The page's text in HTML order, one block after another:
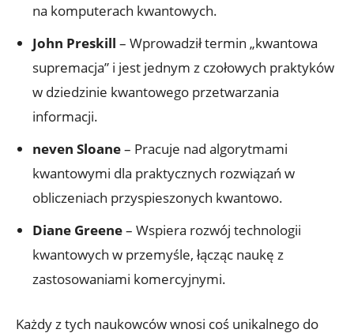
na komputerach kwantowych.
John Preskill – Wprowadził termin „kwantowa
supremacja” i jest jednym z czołowych praktyków
w dziedzinie kwantowego przetwarzania
informacji.
neven Sloane– Pracuje nad algorytmami
kwantowymi dla praktycznych rozwiązań w
obliczeniach przyspieszonych kwantowo.
Diane Greene– Wspiera rozwój technologii
kwantowych w przemyśle, łącząc naukę z
zastosowaniami komercyjnymi.
Każdy z tych naukowców wnosi coś unikalnego do